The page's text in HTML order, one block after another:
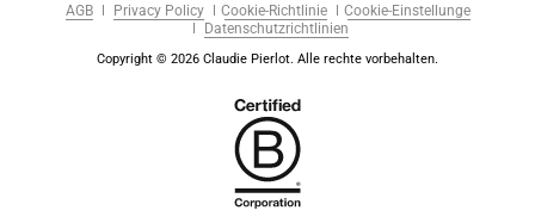
AGB Privacy Policy Cookie-Richtlinie
Cookie-Einstellunge
Datenschutzrichtlinien
Copyright © 2026 Claudie Pierlot. Alle rechte vorbehalten.